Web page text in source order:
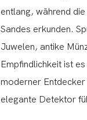
entlang, während
Sandes erkunden.
Juwelen, antike
Empfindlichkeit ist
moderner Entdecker
elegante Detektor